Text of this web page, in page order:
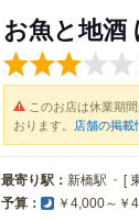
お魚と地酒
このお店は休業期
おります。 店舗の掲載
最寄り駅： 新橋駅 [
予算： ￥4,000～￥